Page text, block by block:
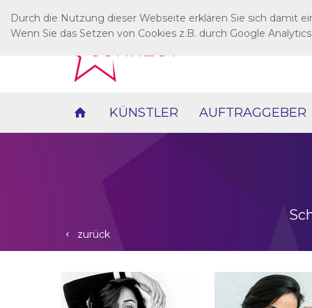
KÜNSTLER AUFTRAGGEBER
zurück
Durch die Nutzung dieser Webseite erklären Sie sich damit
Wenn Sie das Setzen von Cookies z.B. durch Google